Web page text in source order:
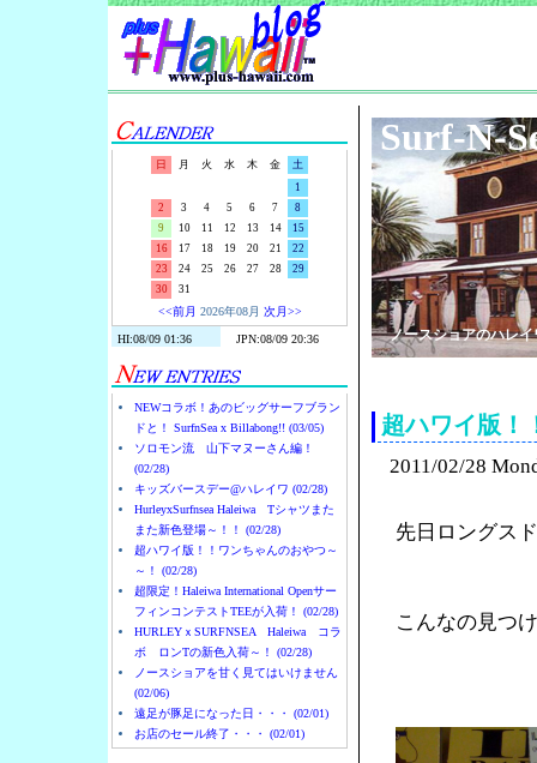
日 月 火 水 木 金
土
1
2
3 4 5 6 7
8
9
10 11 12 13 14
15
16
17 18 19 20 21
22
23
24 25 26 27 28
29
30
31
<<前月 2026年08月 次月>>
NEWコラボ！あのビッグサーフブラン
ドと！ SurfnSea x Billabong!! (03/05)
ソロモン流 山下マヌーさん編！
(02/28)
キッズバースデー@ハレイワ (02/28)
HurleyxSurfnsea Haleiwa Tシャツまた
また新色登場～！！ (02/28)
超ハワイ版！！ワンちゃんのおやつ～
～！ (02/28)
超限定！Haleiwa International Openサー
フィンコンテストTEEが入荷！ (02/28)
HURLEYｘSURFNSEA Haleiwa コラ
ボ ロンTの新色入荷～！ (02/28)
ノースショアを甘く見てはいけません
(02/06)
遠足が豚足になった日・・・ (02/01)
お店のセール終了・・・ (02/01)
Surf-N-
ノースショアのハレ
超ハワイ版！
2011/02/28
先日ロングス
こんなの見つ